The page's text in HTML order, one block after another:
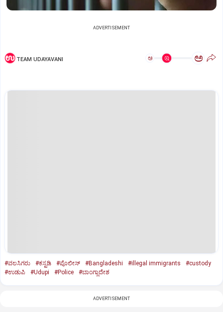
ADVERTISEMENT
TEAM UDAYAVANI ಅ ಅ
#ವಲಸಿಗರು #ಕಸ್ಟಡಿ #ಪೊಲೀಸ್‌ #Bangladeshi #illegal immigrants
#custody
#ಉಡುಪಿ
#Udupi #Police #ಬಾಂಗ್ಲಾದೇಶ
ADVERTISEMENT